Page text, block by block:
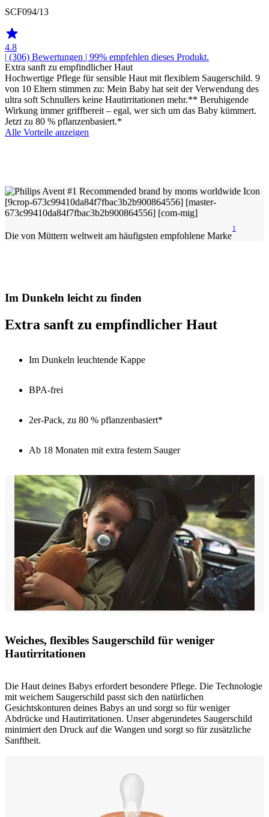
SCF094/13
4.8
| (306) Bewertungen | 99% empfehlen dieses Produkt.
Extra sanft zu empfindlicher Haut
Hochwertige Pflege für sensible Haut mit flexiblem Saugerschild. 9
von 10 Eltern stimmen zu: Mein Baby hat seit der Verwendung des
ultra soft Schnullers keine Hautirritationen mehr.** Beruhigende
Wirkung immer griffbereit – egal, wer sich um das Baby kümmert.
Jetzt zu 80 % pflanzenbasiert.*
Alle Vorteile anzeigen
Die von Müttern weltweit am häufigsten empfohlene Marke
1
Im Dunkeln leicht zu finden
Extra sanft zu empfindlicher Haut
Im Dunkeln leuchtende Kappe
BPA-frei
2er-Pack, zu 80 % pflanzenbasiert*
Ab 18 Monaten mit extra festem Sauger
Weiches, flexibles Saugerschild für weniger
Hautirritationen
Die Haut deines Babys erfordert besondere Pflege. Die Technologie
mit weichem Saugerschild passt sich den natürlichen
Gesichtskonturen deines Babys an und sorgt so für weniger
Abdrücke und Hautirritationen. Unser abgerundetes Saugerschild
minimiert den Druck auf die Wangen und sorgt so für zusätzliche
Sanftheit.